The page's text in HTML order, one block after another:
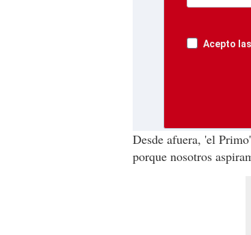
Acepto
Desde afuera, 'el
porque nosotros